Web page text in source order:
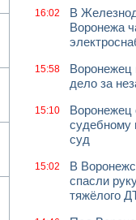
16:02
В
Воронежа
15:58
Воронежец
дело за
15:10
Воронежец
судебному
суд
15:02
В
спасли
тяжёлого